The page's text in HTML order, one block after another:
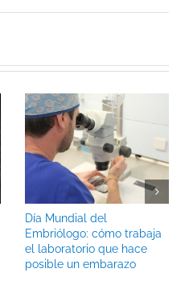
Día Mundial del
Embriólogo: cómo trabaja
el laboratorio que hace
posible un embarazo